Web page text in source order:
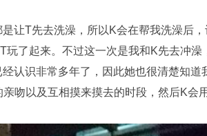
让T先去洗澡，所以K会在帮我洗澡后
了起来。不过这一次是我和K先去冲澡
认识非常多年了，因此她也很清楚知道
吻以及互相摸来摸去的时段，然后K会